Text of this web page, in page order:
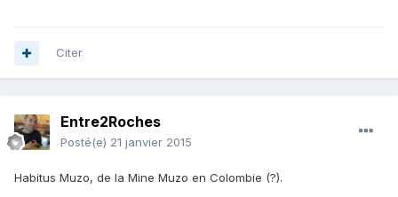
Citer
Entre2Roches
Posté(e) 21 janvier 2015
Habitus Muzo, de la Mine Muzo en Colombie (?).